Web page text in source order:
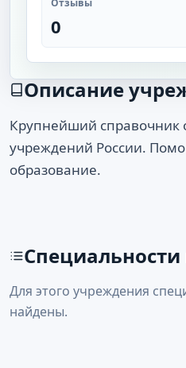
0
Описание
Крупнейший справочник
учреждений России.
образование.
Для этого учреждения
найдены.